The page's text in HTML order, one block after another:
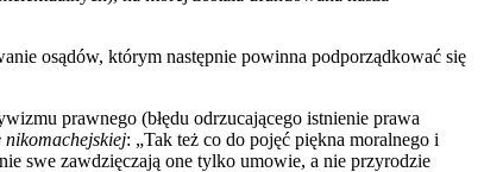
osądów, którym następnie powinna podporządkować się
prawnego (błędu odrzucającego istnienie prawa
nikomachejskiej: „Tak też co do pojęć piękna moralnego i
swe zawdzięczają one tylko umowie, a nie przyrodzie